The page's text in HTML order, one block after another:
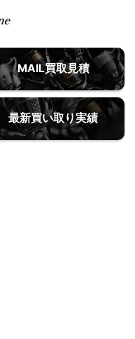
MAIL買取見積
最新買い取り実績